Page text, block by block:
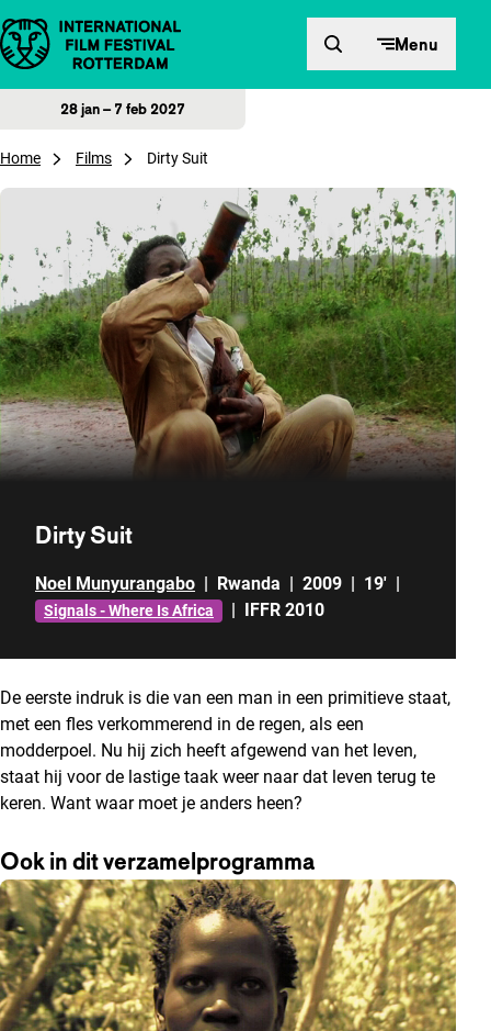
Direct naar inhoud Menu
28 jan – 7 feb 2027
Home Films Dirty Suit
Dirty Suit
Noel Munyurangabo Rwanda 2009 19'
Signals - Where Is Africa IFFR 2010
De eerste indruk is die van een man in een primitieve staat,
met een fles verkommerend in de regen, als een
modderpoel. Nu hij zich heeft afgewend van het leven,
staat hij voor de lastige taak weer naar dat leven terug te
keren. Want waar moet je anders heen?
Ook in dit verzamelprogramma